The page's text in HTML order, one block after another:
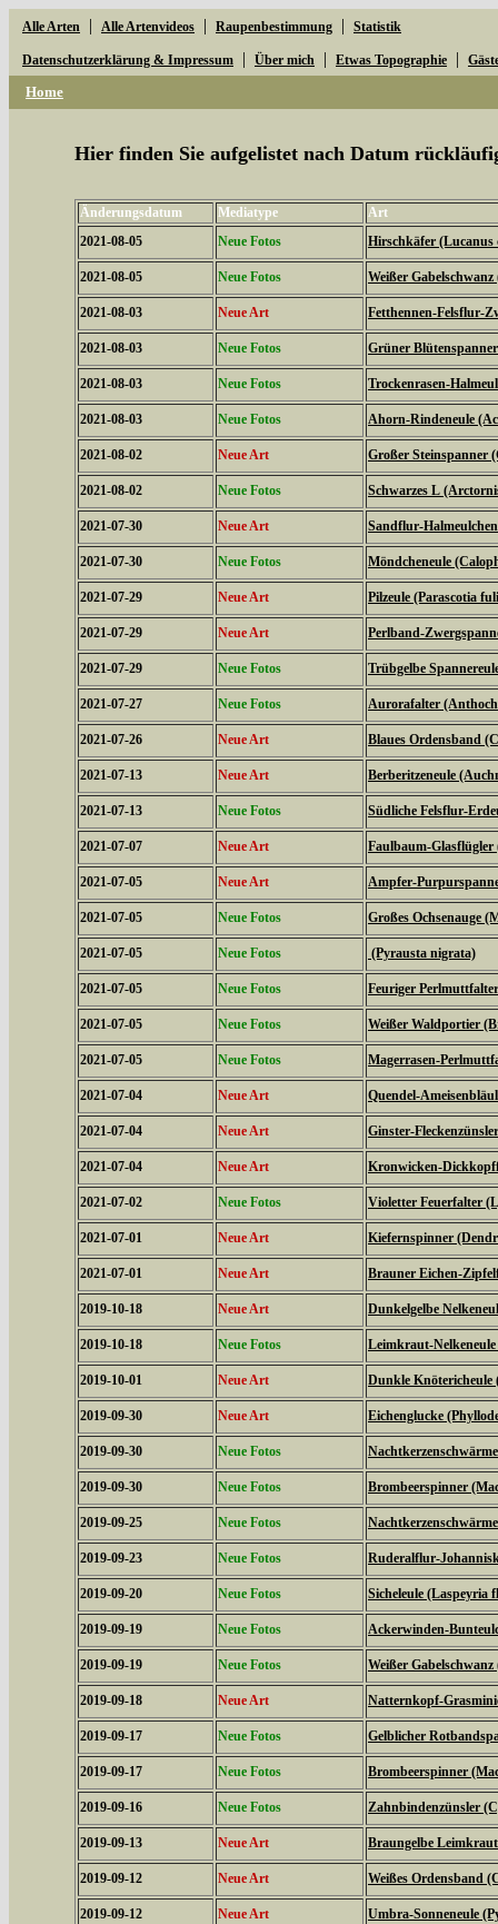
Alle Arten | Alle Artenvideos | Raupenbestimmung | Statistik
Datenschutzerklärung & Impressum | Über mich | Etwas Topographie |
Home
Hier finden Sie aufgelistet nach Datum
Änderungsdatum Mediatype
Art
2021-08-05
Neue Fotos Hirschkäfer (Lucanus
2021-08-05 Neue Fotos Weißer
2021-08-03 Neue Art Fetthennen-Felsflur-
2021-08-03 Neue Fotos Grüner
2021-08-03 Neue Fotos Trockenrasen-
2021-08-03 Neue Fotos Ahorn-Rindeneule
2021-08-02 Neue Art Großer Steinspanner
2021-08-02 Neue Fotos Schwarzes L
2021-07-30 Neue Art Sandflur-
2021-07-30 Neue Fotos Möndcheneule
2021-07-29 Neue Art Pilzeule (Parascotia
2021-07-29 Neue Art Perlband-
2021-07-29 Neue Fotos Trübgelbe
2021-07-27 Neue Fotos Aurorafalter
2021-07-26 Neue Art Blaues Ordensband
2021-07-13 Neue Art Berberitzeneule
2021-07-13 Neue Fotos Südliche Felsflur-
2021-07-07 Neue Art Faulbaum-
2021-07-05 Neue Art Ampfer-
2021-07-05 Neue Fotos Großes Ochsenauge
2021-07-05 Neue Fotos (Pyrausta nigrata)
2021-07-05 Neue Fotos Feuriger
2021-07-05 Neue Fotos Weißer Waldportier
2021-07-05 Neue Fotos Magerrasen-
2021-07-04 Neue Art Quendel-
2021-07-04 Neue Art Ginster-
2021-07-04 Neue Art Kronwicken-
2021-07-02 Neue Fotos Violetter Feuerfalter
2021-07-01 Neue Art Kiefernspinner
2021-07-01 Neue Art Brauner Eichen-
2019-10-18 Neue Art Dunkelgelbe
2019-10-18 Neue Fotos Leimkraut-
2019-10-01 Neue Art Dunkle Knötericheule
2019-09-30 Neue Art Eichenglucke
2019-09-30 Neue Fotos
2019-09-30 Neue Fotos Brombeerspinner
2019-09-25 Neue Fotos
2019-09-23 Neue Fotos Ruderalflur-
2019-09-20 Neue Fotos Sicheleule (Laspeyria
2019-09-19 Neue Fotos Ackerwinden-
2019-09-19 Neue Fotos Weißer
2019-09-18 Neue Art Natternkopf-
2019-09-17 Neue Fotos Gelblicher
2019-09-17 Neue Fotos Brombeerspinner
2019-09-16 Neue Fotos Zahnbindenzünsler
2019-09-13 Neue Art Braungelbe
2019-09-12 Neue Art Weißes Ordensband
2019-09-12 Neue Art Umbra-Sonneneule